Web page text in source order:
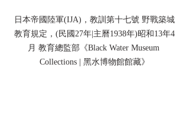
日本帝國陸軍(IJA)，教訓第十七號 野戰築城
教育規定，(民國27年|主曆1938年)昭和13年4
月 教育總監部《Black Water Museum
Collections | 黑水博物館館藏》